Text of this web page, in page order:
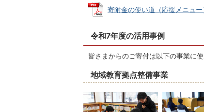
寄附金の使い道（応援メニュ
令和7年度の活用事例
皆さまからのご寄付は以下の事業に
地域教育拠点整備事業